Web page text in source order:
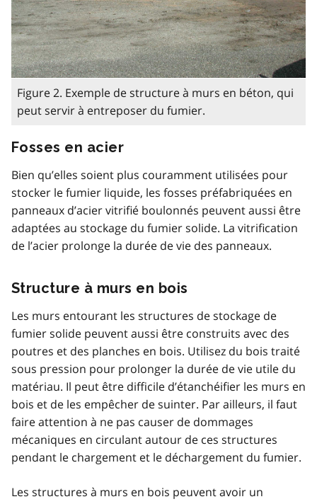
Figure 2. Exemple de structure à murs en béton, qui
peut servir à entreposer du fumier.
Fosses en acier
Bien qu’elles soient plus couramment utilisées pour
stocker le fumier liquide, les fosses préfabriquées en
panneaux d’acier vitrifié boulonnés peuvent aussi être
adaptées au stockage du fumier solide. La vitrification
de l’acier prolonge la durée de vie des panneaux.
Structure à murs en bois
Les murs entourant les structures de stockage de
fumier solide peuvent aussi être construits avec des
poutres et des planches en bois. Utilisez du bois traité
sous pression pour prolonger la durée de vie utile du
matériau. Il peut être difficile d’étanchéifier les murs en
bois et de les empêcher de suinter. Par ailleurs, il faut
faire attention à ne pas causer de dommages
mécaniques en circulant autour de ces structures
pendant le chargement et le déchargement du fumier.
Les structures à murs en bois peuvent avoir un